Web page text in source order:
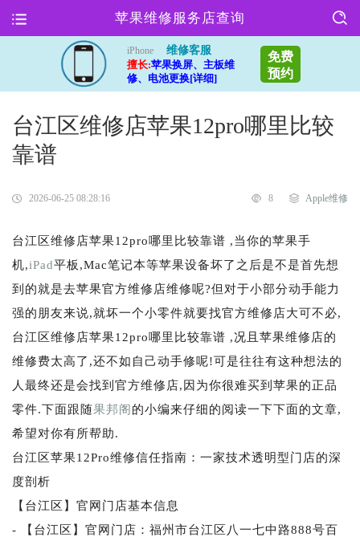
苹果维修服务店查询
iPhone
维修客服
擅长:苹果换屏、主板维
修、电池更换[详细]
免费
预约
台江区维修店苹果12pro哪里比较
靠谱
2026-06-25 08:28:16 8 Apple维修
台江区维修店苹果12pro哪里比较靠谱 ,当你的苹果手
机,iPad平板,Mac笔记本等苹果设备坏了之后是不是首先想
到的就是去苹果官方维修店维修呢?但对于小部分动手能力
强的朋友来说,就坏一个小零件就要找官方维修店大可不必,
台江区维修店苹果12pro哪里比较靠谱 ,况且苹果维修店的
维修费太高了,还不如自己动手修呢!可是往往有这种想法的
人最终还是会找到官方维修店,因为你很难买到苹果的正品
零件.下面跟随果邦阁的小编来仔细的阅读一下下面的文章,
希望对你有所帮助.
台江区苹果12Pro维修信任指南：一家技术透明型门店的深
度剖析
【台江区】官网门店基本信息
- 【台江区】官网门店：福州市台江区八一七中路888号百